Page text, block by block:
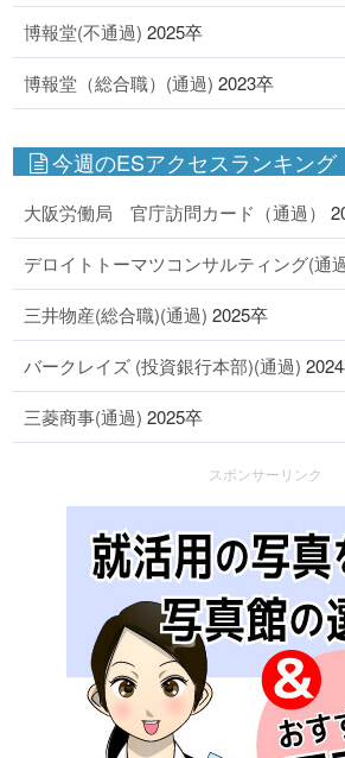
博報堂(不通過) 2025卒
博報堂（総合職）(通過) 2023卒
今週のESアクセスランキング
大阪労働局 官庁訪問カード（通過）
デロイトトーマツコンサルティング(通
三井物産(総合職)(通過) 2025卒
バークレイズ (投資銀行本部)(通過)
三菱商事(通過) 2025卒
スポンサーリンク